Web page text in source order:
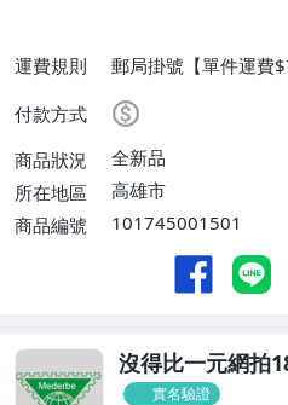
運費規則
郵局掛號【單件運費
費】、面交/自取/不
付款方式
商品狀況
全新品
所在地區
高雄市
商品編號
101745001501
沒得比一元網拍
實名驗證